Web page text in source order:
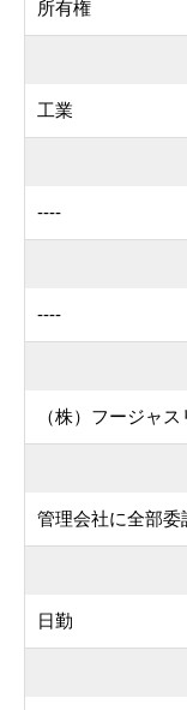
所有権
工業
----
----
（株）フージャ
管理会社に全部委
日勤